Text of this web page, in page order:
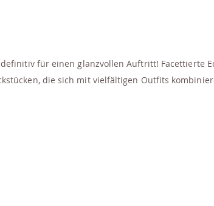
für einen glanzvollen Auftritt! Facettierte
die sich mit vielfältigen Outfits